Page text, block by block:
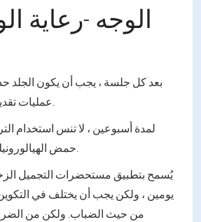
الوجه -رعاية
بعد كل جلسة ، يجب أن يكون الجلد
عمليات تقديم الطعام في خلاياها.
لمدة أسبوعين ، لا تنس استخدام
حمض الهيالورونيك ، أقنعة هيالورونات.
يُسمح بتطبيق مستحضرات التجميل
يومين ، ولكن يجب أن يختلف في
من حيث الضباب. ولكن من